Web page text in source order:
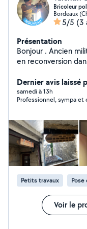
Bricoleur
Bordeaux
5/5 (3
Présentation
Bonjour . Ancien
en reconversion
bordeaux et alentours. Technicien
travaux, électricité,
peux faire pour vous : Bricolage général :
fixations diverses Électricité : installation et
remplacement de
ventilateur tableau
Plomberie légère :
siphon Climatisation : entretien et nettoyage complet
de votre clim , unité
professionnelle
désinfection. Pourquoi me faire confiance : -Travail
soigné et matériel
annoncé avant intervention -Ponctuel
Dernier avis laissé
samedi à 13h
Professionnel, sympa
Petits travaux
Voir le